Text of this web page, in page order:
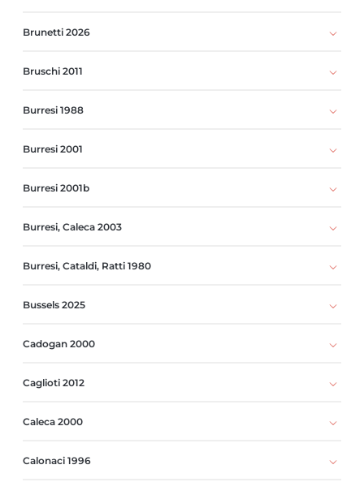
Brunetti 2026
Bruschi 2011
Burresi 1988
Burresi 2001
Burresi 2001b
Burresi, Caleca 2003
Burresi, Cataldi, Ratti 1980
Bussels 2025
Cadogan 2000
Caglioti 2012
Caleca 2000
Calonaci 1996